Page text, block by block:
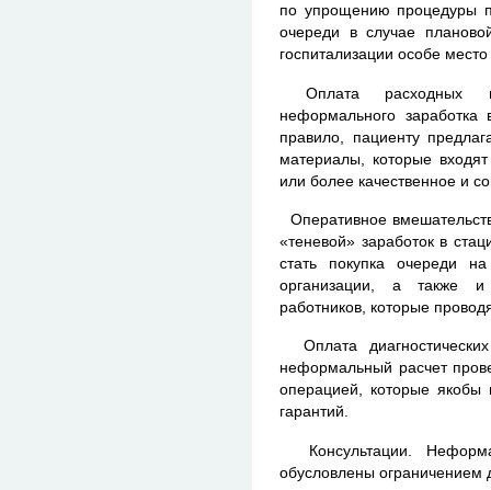
по упрощению процедуры
очереди в случае
госпитализации особе
Оплата расходных
неформального заработка
правило, пациенту
материалы, которые
или более качественное и
Оперативное
«теневой» заработок в
стать покупка очереди
организации, а также
работников, которые
Оплата
неформальный расчет
операцией, которые якобы
гарантий.
Консультации.
обусловлены ограничением